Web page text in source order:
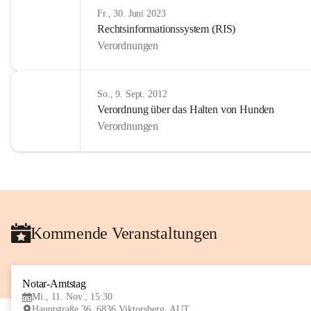
Fr., 30. Juni 2023
Rechtsinformationssystem (RIS)
Verordnungen
So., 9. Sept. 2012
Verordnung über das Halten von Hunden
Verordnungen
Kommende Veranstaltungen
Notar-Amtstag
Mi., 11. Nov., 15:30